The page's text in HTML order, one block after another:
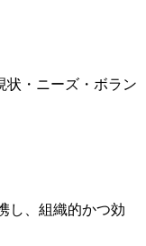
状・ニーズ・ボラン
し、組織的かつ効